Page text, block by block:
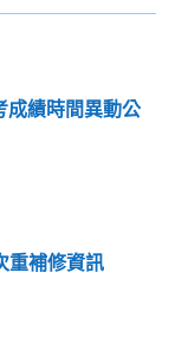
成績時間異動公
重補修資訊